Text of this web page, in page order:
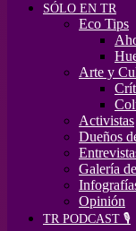
SÓLO EN TR
Eco Tips
Arte y
Activistas
Dueños
Galería
Opinión
TR PODCAST 🎙️